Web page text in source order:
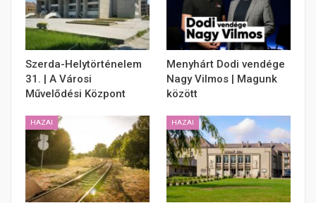
Szerda-Helytörténelem
31. | A Városi
Művelődési Központ
Menyhárt Dodi vendége
Nagy Vilmos | Magunk
között
HAZAI HAZAI